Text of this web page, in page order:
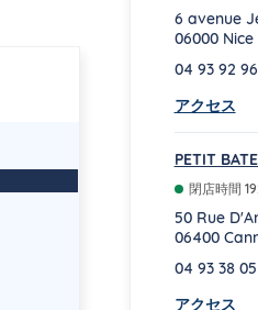
6 avenue
06000 Nice
04 93 92
アクセス
PETIT
閉店時間
50 Rue
06400
04 93 38
アクセス